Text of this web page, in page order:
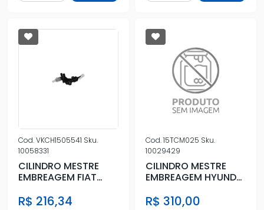
Cod.VKCH1505541 Sku.
10058331
CILINDRO MESTRE
EMBREAGEM FIAT
2016
R$ 216,34
Cod.15TCM025 Sku.
10029429
CILINDRO MESTRE
EMBREAGEM HYUNDAI
2019
R$ 310,00